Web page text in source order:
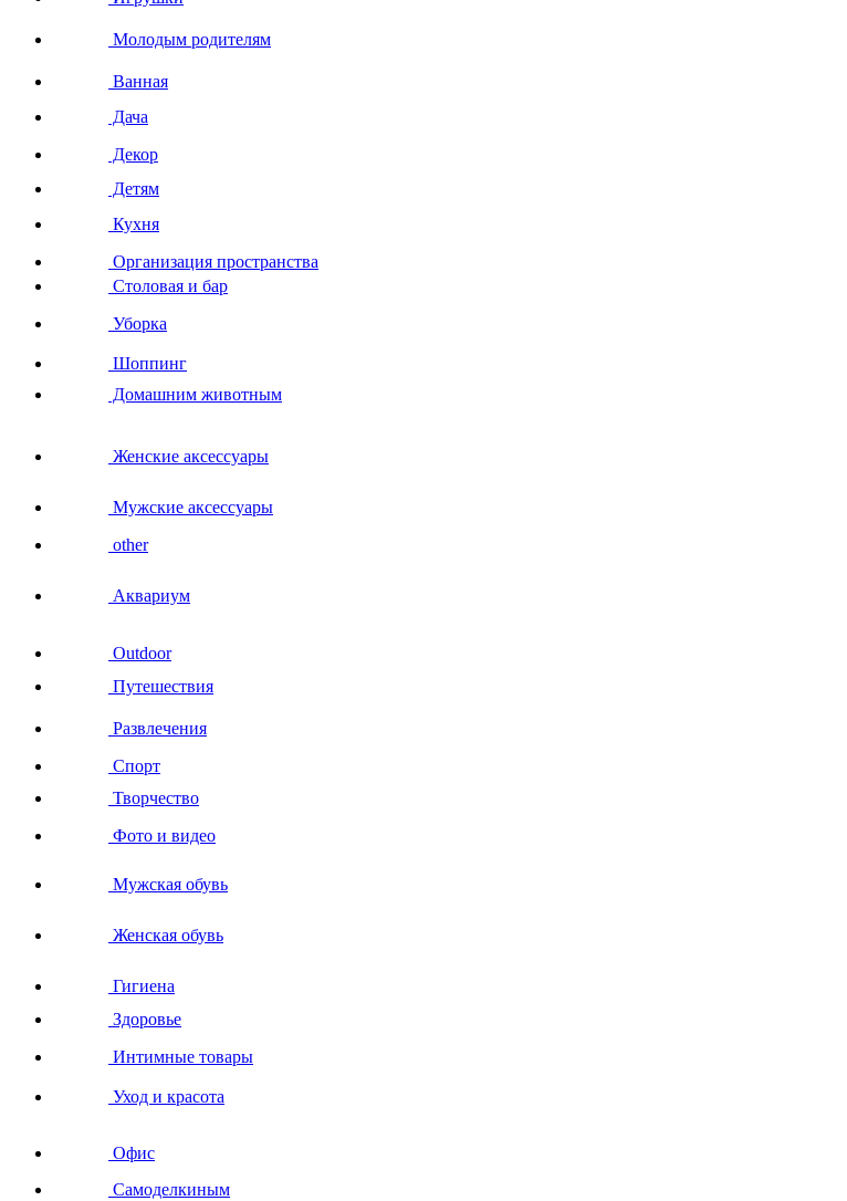
Молодым родителям
Ванная
Дача
Декор
Детям
Кухня
Организация пространства
Столовая и бар
Уборка
Шоппинг
Домашним животным
Женские аксессуары
Мужские аксессуары
other
Аквариум
Outdoor
Путешествия
Развлечения
Спорт
Творчество
Фото и видео
Мужская обувь
Женская обувь
Гигиена
Здоровье
Интимные товары
Уход и красота
Офис
Самоделкиным